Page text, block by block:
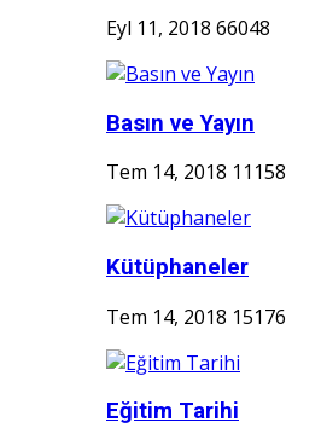
Eyl 11, 2018 66048
Basın ve Yayın
Tem 14, 2018 11158
Kütüphaneler
Tem 14, 2018 15176
Eğitim Tarihi